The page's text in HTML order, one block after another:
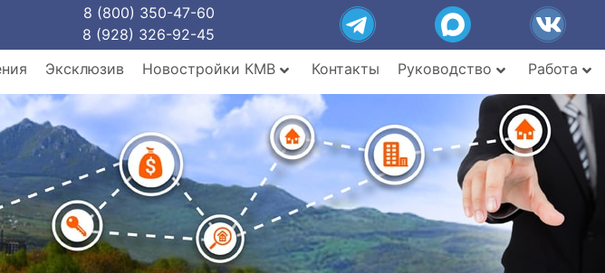
8 (800) 350-47-60
8 (928) 326-92-45
Эксклюзив Новостройки КМВ Контакты Руководство Работа